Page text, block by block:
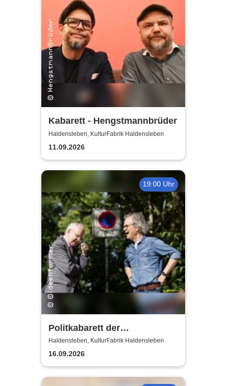
Kabarett - Hengstmannbrüder
Haldensleben, KulturFabrik Haldensleben
11.09.2026
19:00 Uhr
Politkabarett der
Magdeburger Zwickmühle -
mit Hans-Günther Pölitz
Haldensleben, KulturFabrik Haldensleben
16.09.2026